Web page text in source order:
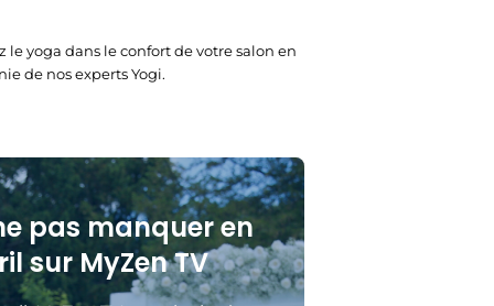
le yoga dans le confort de votre salon en
de nos experts Yogi.
pas manquer en
sur MyZen TV